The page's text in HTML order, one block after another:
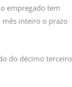
empregado tem
inteiro o prazo
do décimo terceiro